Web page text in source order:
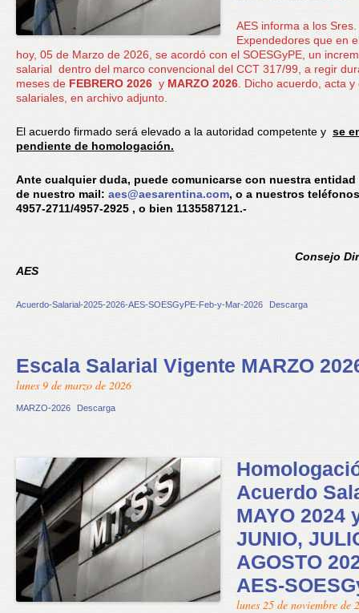
AES informa a los Sres.
Expendedores que en
hoy, 05 de Marzo de 2026, se acordó con el SOESGyPE, un
salarial dentro del marco convencional del CCT 317/99, a regir
meses de FEBRERO 2026 y MARZO 2026 . Dicho acuerdo, acta
salariales, en archivo adjunto.
El acuerdo firmado será elevado a la autoridad competente y se
pendiente de homologación.
Ante cualquier duda, puede comunicarse con nuestra entidad
de nuestro mail: aes@aesarentina.com, o a nuestros
4957-2711/4957-2925 , o bien 1135587121.-
Consejo
AES
Acuerdo-Salarial-2025-2026-AES-SOESGyPE-Feb-y-Mar-2026 Descarga
Escala Salarial Vigente MARZO
lunes 9 de marzo de 2026
MARZO-2026 Descarga
Acuerdo
MAYO 2024
JUNIO,
AGOSTO
AES-
lunes 25 de noviembre de